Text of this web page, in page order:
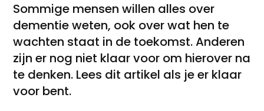
Sommige mensen willen alles over
dementie weten, ook over wat hen te
wachten staat in de toekomst. Anderen
zijn er nog niet klaar voor om hierover na
te denken. Lees dit artikel als je er klaar
voor bent.